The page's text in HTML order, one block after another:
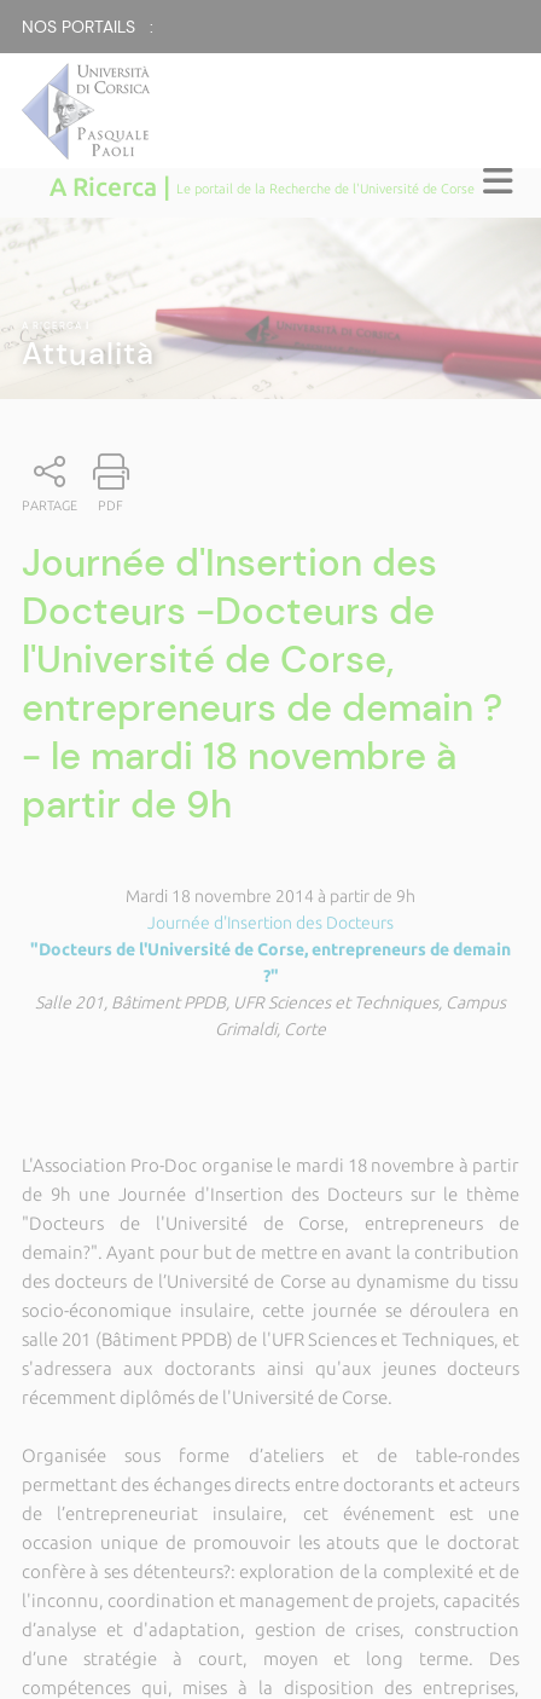
NOS PORTAILS :
A Ricerca | Le portail de la Recherche de l'Université de Corse
A RICERCA
Attualità
PARTAGE PDF
Journée d'Insertion des
Docteurs -Docteurs de
l'Université de Corse,
entrepreneurs de demain ?
- le mardi 18 novembre à
partir de 9h
Mardi 18 novembre 2014 à partir de 9h
Journée d'Insertion des Docteurs
"Docteurs de l'Université de Corse, entrepreneurs de demain
?"
Salle 201, Bâtiment PPDB, UFR Sciences et Techniques, Campus
Grimaldi, Corte
L'Association Pro-Doc organise le mardi 18 novembre à partir
de 9h une Journée d'Insertion des Docteurs sur le thème
"Docteurs de l'Université de Corse, entrepreneurs de
demain?". Ayant pour but de mettre en avant la contribution
des docteurs de l’Université de Corse au dynamisme du tissu
socio-économique insulaire, cette journée se déroulera en
salle 201 (Bâtiment PPDB) de l'UFR Sciences et Techniques, et
s'adressera aux doctorants ainsi qu'aux jeunes docteurs
récemment diplômés de l'Université de Corse.
Organisée sous forme d’ateliers et de table-rondes
permettant des échanges directs entre doctorants et acteurs
de l’entrepreneuriat insulaire, cet événement est une
occasion unique de promouvoir les atouts que le doctorat
confère à ses détenteurs?: exploration de la complexité et de
l'inconnu, coordination et management de projets, capacités
d’analyse et d'adaptation, gestion de crises, construction
d’une stratégie à court, moyen et long terme. Des
compétences qui, mises à la disposition des entreprises,